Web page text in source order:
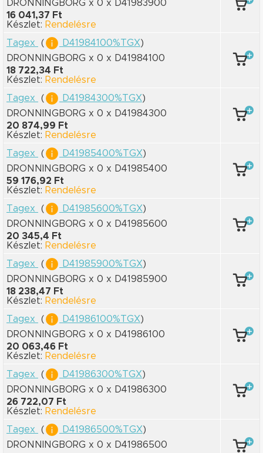
DRONNINGBORG x 0 x D41983900
16 041,37 Ft
Készlet: Rendelésre
Tagex
( D41984100%TGX)
DRONNINGBORG x 0 x D41984100
18 722,34 Ft
Készlet: Rendelésre
Tagex
( D41984300%TGX)
DRONNINGBORG x 0 x D41984300
20 874,99 Ft
Készlet: Rendelésre
Tagex
( D41985400%TGX)
DRONNINGBORG x 0 x D41985400
59 176,92 Ft
Készlet: Rendelésre
Tagex
( D41985600%TGX)
DRONNINGBORG x 0 x D41985600
20 345,4 Ft
Készlet: Rendelésre
Tagex
( D41985900%TGX)
DRONNINGBORG x 0 x D41985900
18 238,47 Ft
Készlet: Rendelésre
Tagex
( D41986100%TGX)
DRONNINGBORG x 0 x D41986100
20 063,46 Ft
Készlet: Rendelésre
Tagex
( D41986300%TGX)
DRONNINGBORG x 0 x D41986300
26 722,07 Ft
Készlet: Rendelésre
Tagex
( D41986500%TGX)
DRONNINGBORG x 0 x D41986500